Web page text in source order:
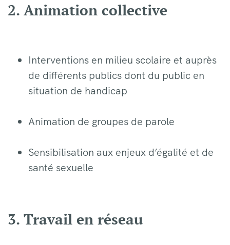
2. Animation collective
Interventions en milieu scolaire et auprès
de différents publics dont du public en
situation de handicap
Animation de groupes de parole
Sensibilisation aux enjeux d’égalité et de
santé sexuelle
3. Travail en réseau